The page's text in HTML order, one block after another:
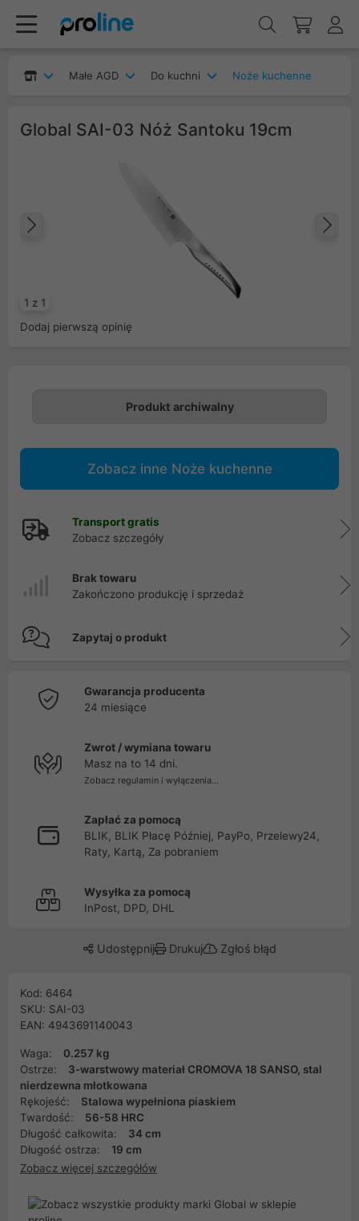
Małe AGD Do kuchni Noże kuchenne
Global SAI-03 Nóż Santoku 19cm
1 z 1
Dodaj pierwszą opinię
Produkt archiwalny
Zobacz inne Noże kuchenne
Transport gratis
Zobacz szczegóły
Brak towaru
Zakończono produkcję i sprzedaż
Zapytaj o produkt
Gwarancja producenta
24 miesiące
Zwrot / wymiana towaru
Masz na to 14 dni.
Zobacz regulamin i wyłączenia...
Zapłać za pomocą
BLIK, BLIK Płacę Później, PayPo, Przelewy24,
Raty, Kartą, Za pobraniem
Wysyłka za pomocą
InPost, DPD, DHL
Udostępnij Drukuj Zgłoś błąd
Kod: 6464
SKU: SAI-03
EAN: 4943691140043
Waga:
0.257 kg
Ostrze:
3-warstwowy materiał CROMOVA 18 SANSO, stal
nierdzewna młotkowana
Rękojeść:
Stalowa wypełniona piaskiem
Twardość:
56-58 HRC
Długość całkowita:
34 cm
Długość ostrza:
19 cm
Zobacz więcej szczegółów